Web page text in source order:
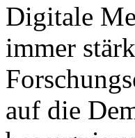
Digitale
immer
auf die